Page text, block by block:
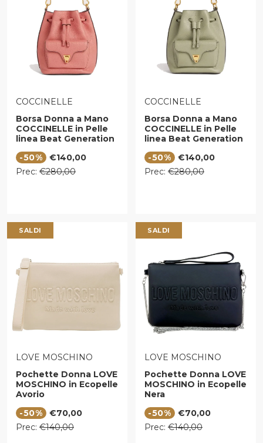
VENDITORE:
COCCINELLE
Borsa Donna a Mano
COCCINELLE in Pelle
linea Beat Generation
-50%
Prezzo di vendita
€140,00
Prezzo regolare
Prec: €280,00
VENDITORE:
COCCINELLE
Borsa Donna a Mano
COCCINELLE in Pelle
linea Beat Generation
-50%
Prezzo di vendita
€140,00
Prezzo regolare
Prec: €280,00
SALDI
VENDITORE:
LOVE MOSCHINO
Pochette Donna LOVE
MOSCHINO in Ecopelle
Avorio
-50%
Prezzo di vendita
€70,00
Prezzo regolare
Prec: €140,00
SALDI
VENDITORE:
LOVE MOSCHINO
Pochette Donna LOVE
MOSCHINO in Ecopelle
Nera
-50%
Prezzo di vendita
€70,00
Prezzo regolare
Prec: €140,00